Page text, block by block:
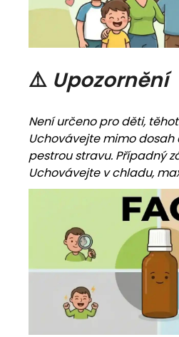
⚠️ Upozornění
Není určeno pro děti,
Uchovávejte mimo dosah
pestrou stravu. Případný
Uchovávejte v chladu,